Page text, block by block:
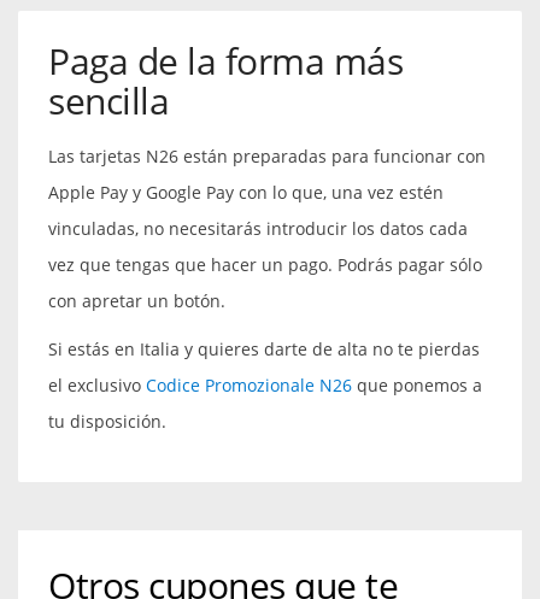
Paga de la forma más
sencilla
Las tarjetas N26 están preparadas para funcionar con
Apple Pay y Google Pay con lo que, una vez estén
vinculadas, no necesitarás introducir los datos cada
vez que tengas que hacer un pago. Podrás pagar sólo
con apretar un botón.
Si estás en Italia y quieres darte de alta no te pierdas
el exclusivo Codice Promozionale N26 que ponemos a
tu disposición.
Otros cupones que te